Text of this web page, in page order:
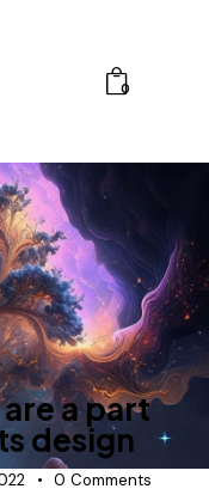
0
a part
design
0 Comments